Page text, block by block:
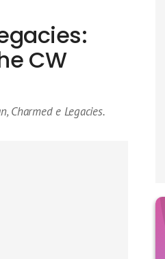
CW
Charmed e Legacies.